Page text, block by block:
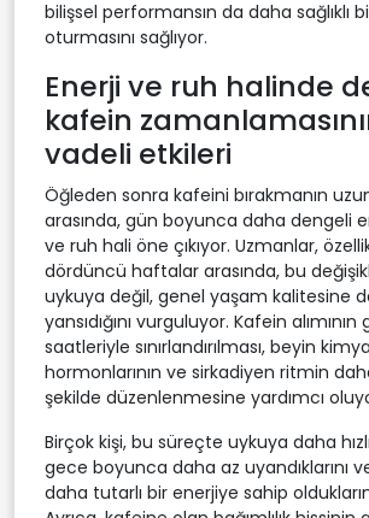
bilişsel performansın da daha sağlıklı
oturmasını sağlıyor.
Enerji ve ruh halinde
kafein
vadeli etkileri
Öğleden sonra kafeini bırakmanın
arasında, gün boyunca daha dengeli
ve ruh hali öne çıkıyor. Uzmanlar,
dördüncü haftalar arasında, bu
uykuya değil, genel yaşam kalitesine
yansıdığını vurguluyor. Kafein
saatleriyle sınırlandırılması, beyin
hormonlarının ve sirkadiyen ritmin
şekilde düzenlenmesine yardımcı
Birçok kişi, bu süreçte uykuya daha hızlı
gece boyunca daha az uyandıklarını
daha tutarlı bir enerjiye sahip